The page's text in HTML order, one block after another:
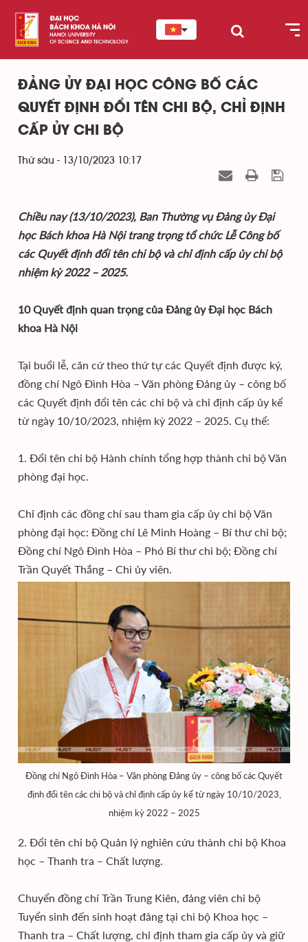
ĐẢNG ỦY ĐẠI HỌC CÔNG BỐ CÁC
QUYẾT ĐỊNH ĐỔI TÊN CHI BỘ, CHỈ ĐỊNH
CẤP ỦY CHI BỘ
Thứ sáu - 13/10/2023 10:17
Chiều nay (13/10/2023), Ban Thường vụ Đảng ủy Đại
học Bách khoa Hà Nội trang trọng tổ chức Lễ Công bố
các Quyết định đổi tên chi bộ và chỉ định cấp ủy chi bộ
nhiệm kỳ 2022 – 2025.
10 Quyết định quan trọng của Đảng ủy Đại học Bách
khoa Hà Nội
Tại buổi lễ, căn cứ theo thứ tự các Quyết định được ký,
đồng chí Ngô Đình Hòa – Văn phòng Đảng ủy – công bố
các Quyết định đổi tên các chi bộ và chỉ định cấp ủy kể
từ ngày 10/10/2023, nhiệm kỳ 2022 – 2025. Cụ thể:
1. Đổi tên chi bộ Hành chính tổng hợp thành chi bộ Văn
phòng đại học.
Chỉ định các đồng chí sau tham gia cấp ủy chi bộ Văn
phòng đại học: Đồng chí Lê Minh Hoàng – Bí thư chi bộ;
Đồng chí Ngô Đình Hòa – Phó Bí thư chi bộ; Đồng chí
Trần Quyết Thắng – Chi ủy viên.
Đồng chí Ngô Đình Hòa – Văn phòng Đảng ủy – công bố các Quyết
định đổi tên các chi bộ và chỉ định cấp ủy kể từ ngày 10/10/2023,
nhiệm kỳ 2022 – 2025
2. Đổi tên chi bộ Quản lý nghiên cứu thành chi bộ Khoa
học – Thanh tra – Chất lượng.
Chuyển đồng chí Trần Trung Kiên, đảng viên chi bộ
Tuyển sinh đến sinh hoạt đảng tại chi bộ Khoa học –
Thanh tra – Chất lượng, chỉ định tham gia cấp ủy và giữ